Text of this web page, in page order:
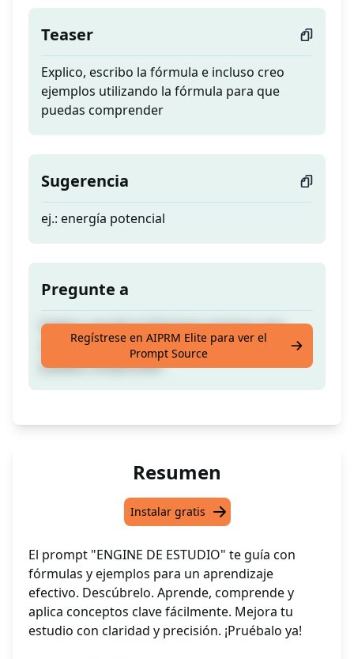
Teaser
Explico, escribo la fórmula e incluso creo
ejemplos utilizando la fórmula para que
puedas comprender
Sugerencia
ej.: energía potencial
Pregunte a
Explico, escribo la fórmula e incluso creo
ejemplos utilizando la fórmula para que
puedas comprender
Regístrese en AIPRM Elite para ver el
Prompt Source
Resumen
Instalar gratis
El prompt "ENGINE DE ESTUDIO" te guía con
fórmulas y ejemplos para un aprendizaje
efectivo. Descúbrelo. Aprende, comprende y
aplica conceptos clave fácilmente. Mejora tu
estudio con claridad y precisión. ¡Pruébalo ya!